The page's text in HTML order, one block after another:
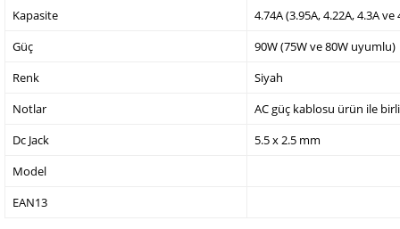
Kapasite
4.74A (3.95A, 4.22A, 4.3A
Güç
90W (75W ve 80W uyumlu)
Renk
Siyah
Notlar
AC güç kablosu ürün ile
Dc Jack
5.5 x 2.5 mm
Model
EAN13